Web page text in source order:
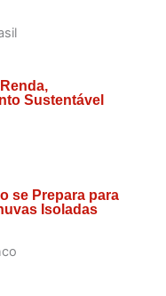
Sustentável
se Prepara para
Isoladas